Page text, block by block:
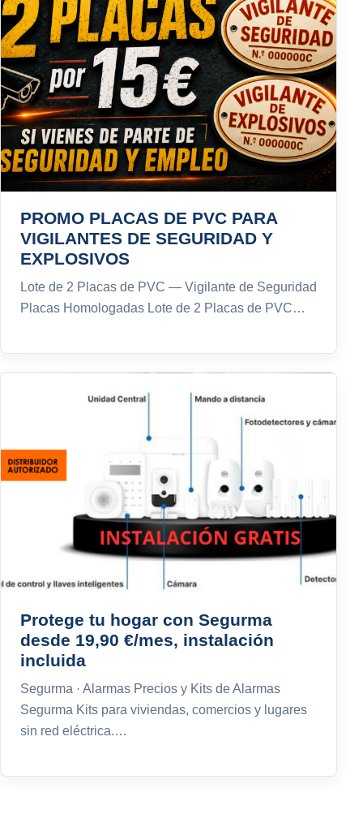
PROMO PLACAS DE PVC PARA
VIGILANTES DE SEGURIDAD Y
EXPLOSIVOS
Lote de 2 Placas de PVC — Vigilante de Seguridad
Placas Homologadas Lote de 2 Placas de PVC…
Protege tu hogar con Segurma
desde 19,90 €/mes, instalación
incluida
Segurma · Alarmas Precios y Kits de Alarmas
Segurma Kits para viviendas, comercios y lugares
sin red eléctrica.…